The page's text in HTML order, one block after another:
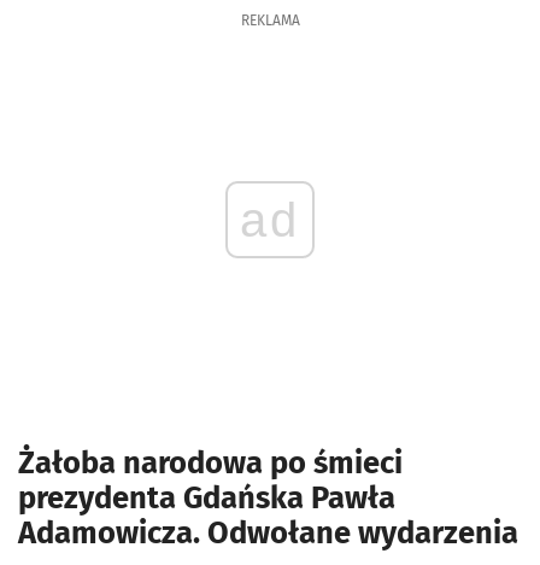
REKLAMA
ad
Żałoba narodowa po śmieci
prezydenta Gdańska Pawła
Adamowicza. Odwołane wydarzenia